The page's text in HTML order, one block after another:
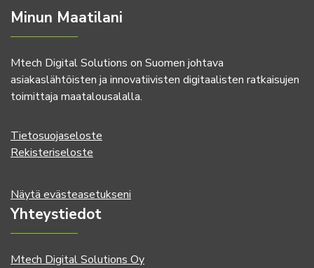
Minun Maatilani
Mtech Digital Solutions on Suomen johtava
asiakaslähtöisten ja innovatiivisten digitaalisten ratkaisujen
toimittaja maatalousalalla.
Tietosuojaseloste
Rekisteriseloste
Näytä evästeasetukseni
Yhteystiedot
Mtech Digital Solutions Oy